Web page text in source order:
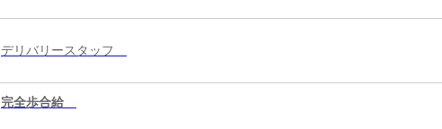
デリバリースタッフ
完全歩合給